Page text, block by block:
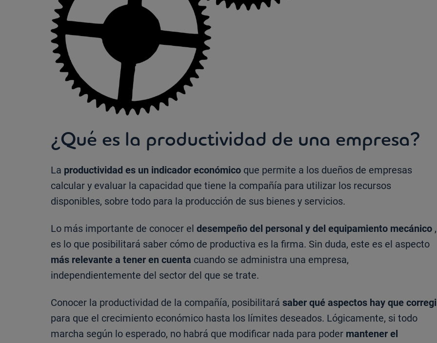
¿Qué es la productividad de una empresa?
La productividad es un indicador económico que permite a los dueños de empresas
calcular y evaluar la capacidad que tiene la compañía para utilizar los recursos
disponibles, sobre todo para la producción de sus bienes y servicios.
Lo más importante de conocer el desempeño del personal y del equipamiento mecánico ,
es lo que posibilitará saber cómo de productiva es la firma. Sin duda, este es el aspecto
más relevante a tener en cuenta cuando se administra una empresa,
independientemente del sector del que se trate.
Conocer la productividad de la compañía, posibilitará saber qué aspectos hay que
para que el crecimiento económico hasta los límites deseados. Lógicamente, si todo
marcha según lo esperado, no habrá que modificar nada para poder mantener el